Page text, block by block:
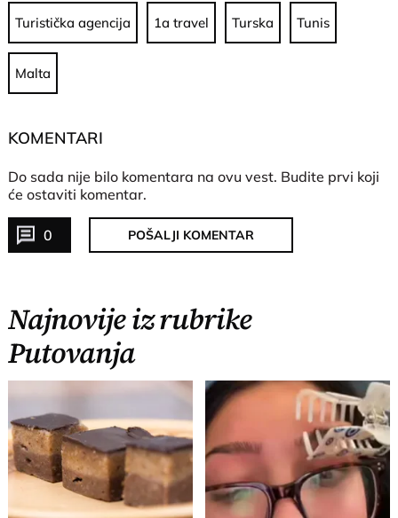
Turistička agencija 1a travel Turska Tunis
Malta
KOMENTARI
Do sada nije bilo komentara na ovu vest. Budite prvi koji
će ostaviti komentar.
0 POŠALJI KOMENTAR
Najnovije iz rubrike
Putovanja